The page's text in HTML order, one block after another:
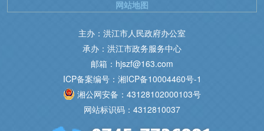
主办：洪江市人民政府办公室
承办：洪江市政务服务中心
邮箱：hjszf@163.com
ICP备案编号：湘ICP备10004460号-1
湘公网安备：43128102000103号
网站标识码：4312810037
网站地图